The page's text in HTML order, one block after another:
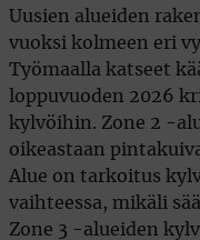
Uusien alueiden
vuoksi kolmeen eri
Työmaalla katseet
loppuvuoden 2026
kylvöihin. Zone 2 -
oikeastaan
Alue on tarkoitus
vaihteessa, mikäli
Zone 3 -alueiden